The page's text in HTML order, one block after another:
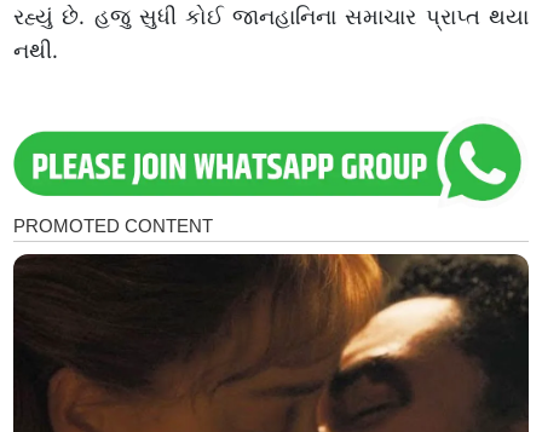
રહ્યું છે. હજુ સુધી કોઈ જાનહાનિના સમાચાર પ્રાપ્ત થયા
નથી.